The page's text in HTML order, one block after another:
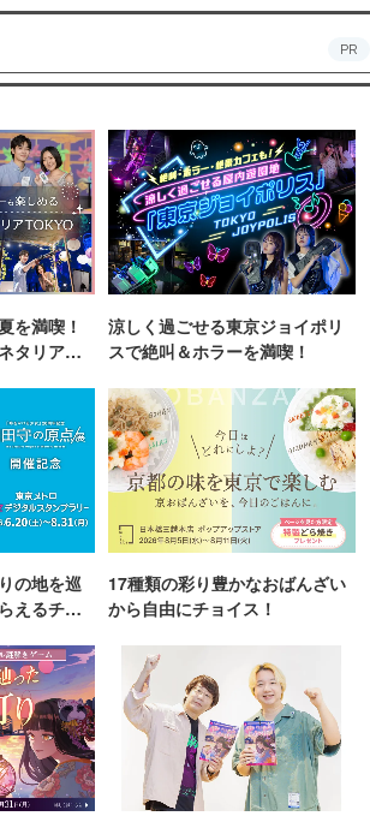
PR
を満喫！
タリア
涼しく過ごせる東京ジョイポリ
スで絶叫＆ホラーを満喫！
の地を巡
えるチャ
17種類の彩り豊かなおばんざい
から自由にチョイス！